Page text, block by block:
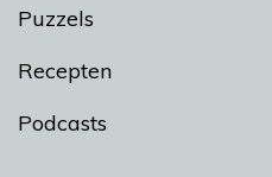
Puzzels
Recepten
Podcasts